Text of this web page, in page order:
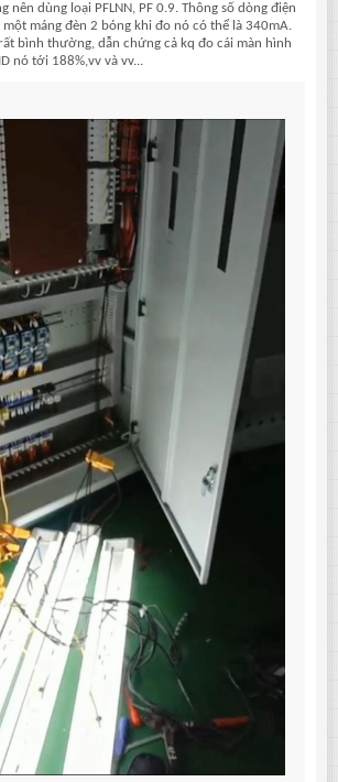
nên dùng loại PFLNN, PF 0.9. Thông số dòng điện
máng đèn 2 bóng khi đo nó có thể là 340mA.
bình thường, dẫn chứng cả kq đo cái màn hình
nó tới 188%,vv và vv...